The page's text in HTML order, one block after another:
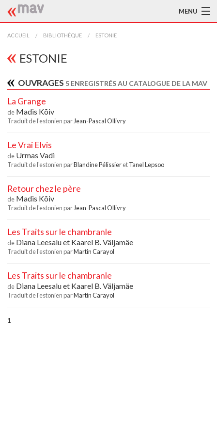
MENU
ACCUEIL
LA MAV
TRADUCTEURS
AIDE À LA TRADUCTION
À L'AFFICHE
ACCUEIL BIBLIOTHÈQUE ESTONIE
ESTONIE
OUVRAGES 5 ENREGISTRÉS AU CATALOGUE DE LA MAV
La Grange
de Madis Kõiv
Traduit de l'estonien par Jean-Pascal Ollivry
Le Vrai Elvis
de Urmas Vadi
Traduit de l'estonien parBlandine PélissieretTanel Lepsoo
Retour chez le père
de Madis Kõiv
Traduit de l'estonien parJean-Pascal Ollivry
Les Traits sur le chambranle
de Diana Leesaluet Kaarel B. Väljamäe
Traduit de l'estonien parMartin Carayol
Les Traits sur le chambranle
de Diana Leesaluet Kaarel B. Väljamäe
Traduit de l'estonien parMartin Carayol
1